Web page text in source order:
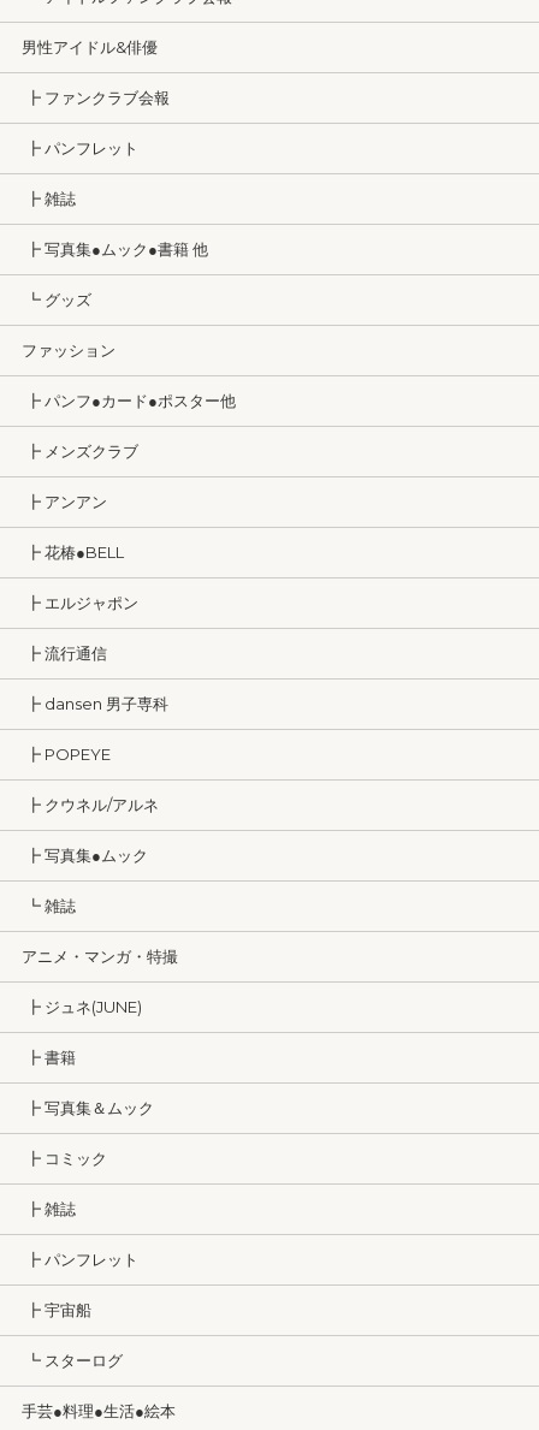
男性アイドル&俳優
┣ ファンクラブ会報
┣ パンフレット
┣ 雑誌
┣ 写真集●ムック●書籍 他
┗ グッズ
ファッション
┣ パンフ●カード●ポスター他
┣ メンズクラブ
┣ アンアン
┣ 花椿●BELL
┣ エルジャポン
┣ 流行通信
┣ dansen 男子専科
┣ POPEYE
┣ クウネル/アルネ
┣ 写真集●ムック
┗ 雑誌
アニメ・マンガ・特撮
┣ ジュネ(JUNE)
┣ 書籍
┣ 写真集＆ムック
┣ コミック
┣ 雑誌
┣ パンフレット
┣ 宇宙船
┗ スターログ
手芸●料理●生活●絵本